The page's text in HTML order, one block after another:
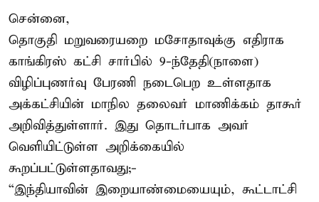
சென்னை,
தொகுதி மறுவரையறை மசோதாவுக்கு எதிராக
காங்கிரஸ் கட்சி சார்பில் 9-ந்தேதி(நாளை)
விழிப்புணர்வு பேரணி நடைபெற உள்ளதாக
அக்கட்சியின் மாநில தலைவர் மாணிக்கம் தாகூர்
அறிவித்துள்ளார். இது தொடர்பாக அவர்
வெளியிட்டுள்ள அறிக்கையில்
கூறப்பட்டுள்ளதாவது;-
“இந்தியாவின் இறையாண்மையையும், கூட்டாட்சி